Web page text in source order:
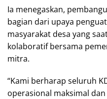
Ia menegaskan,
bagian dari upaya
masyarakat desa yang
kolaboratif bersama
mitra.
“Kami berharap seluruh
operasional maksimal